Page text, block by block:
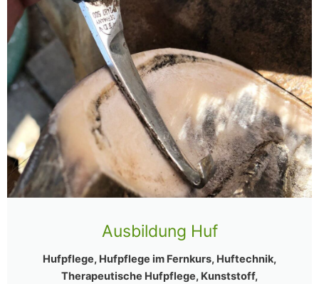
Ausbildung Huf
Hufpflege, Hufpflege im Fernkurs, Huftechnik,
Therapeutische Hufpflege, Kunststoff,